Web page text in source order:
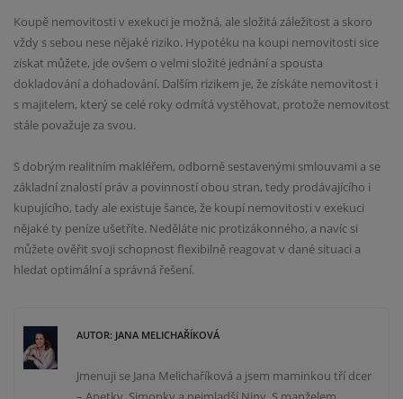
Koupě nemovitosti v exekuci je možná, ale složitá záležitost a skoro
vždy s sebou nese nějaké riziko. Hypotéku na koupi nemovitosti sice
získat můžete, jde ovšem o velmi složité jednání a spousta
dokladování a dohadování. Dalším rizikem je, že získáte nemovitost i
s majitelem, který se celé roky odmítá vystěhovat, protože nemovitost
stále považuje za svou.
S dobrým realitním makléřem, odborně sestavenými smlouvami a se
základní znalostí práv a povinností obou stran, tedy prodávajícího i
kupujícího, tady ale existuje šance, že koupí nemovitosti v exekuci
nějaké ty peníze ušetříte. Neděláte nic protizákonného, a navíc si
můžete ověřit svoji schopnost flexibilně reagovat v dané situaci a
hledat optimální a správná řešení.
AUTOR: JANA MELICHAŘÍKOVÁ
Jmenuji se Jana Melichaříková a jsem maminkou tří dcer